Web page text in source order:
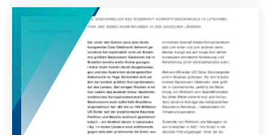
voraussichtliche neue Präsident gefordert,
Brücken über die tiefe politische Kluft in
Ecuador zu bauen. Ob Moreno als Präsident
eigene Akzente setzen wird, könnte zu einem
guten Teil davon abhängen, inwieweit er eine
Einmischung seines Amtsvorgängers Rafael
Correa in die Tagespolitik verhindern kann.